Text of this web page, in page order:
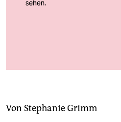
veranstaltungen
fragen & hilfe
Von Stephanie Grimm